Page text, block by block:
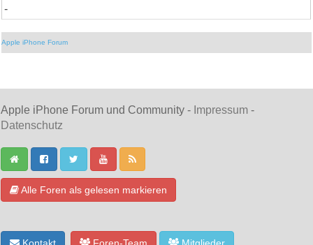
-
Apple iPhone Forum
Apple iPhone Forum und Community - Impressum -
Datenschutz
Alle Foren als gelesen markieren
Kontakt Foren-Team Mitglieder